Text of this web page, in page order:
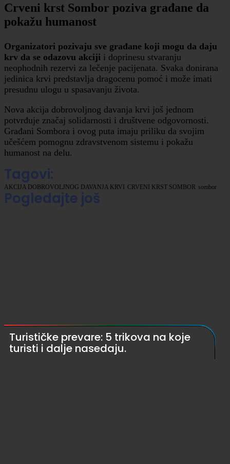
Crveni krst Sombor poziva građane da
pokažu humanost
Organizatori pozivaju sve građane koji mogu da daju
krv da se odazovu akciji i doprinesu stvaranju
neophodnih rezervi za lečenje pacijenata. Svaka donirana
jedinica krvi predstavlja dragocenu pomoć i može imati
presudnu ulogu u spasavanju života.
Nova akcija dobrovoljnog davanja krvi još jednom
potvrđuje značaj solidarnosti i društvene odgovornosti.
Građani Sombora i ovog puta imaju priliku da svojim
učešćem pomognu zdravstvenom sistemu i pokažu
humanost na delu.
Tagovi:
AKCIJA DOBROVOLJNOG DAVANJA KRVI CRVENI KRST SOMBOR sombor
Pogledajte još
Turističke prevare: 5 trikova na koje
turisti i dalje nasedaju.